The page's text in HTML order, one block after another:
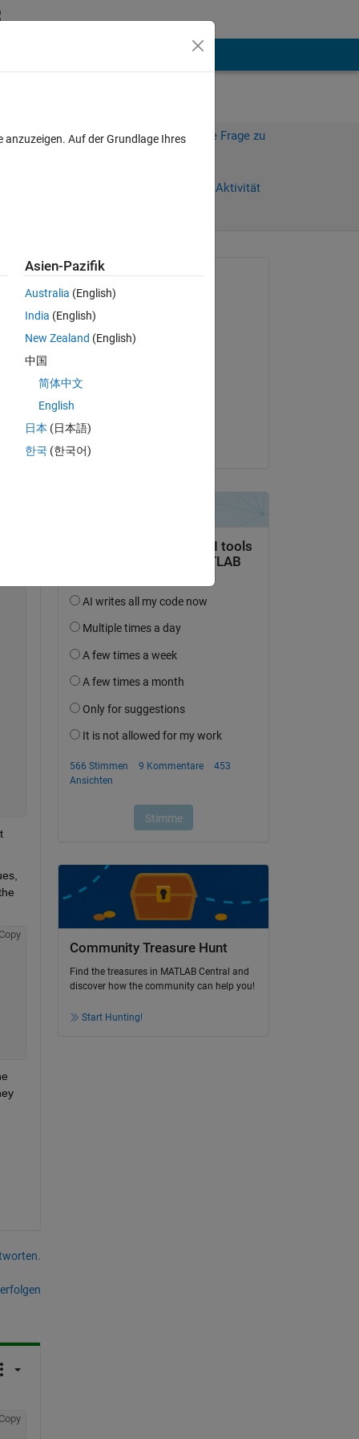
Melden Sie sich an, um diese Frage zu
Anmelden, um Aktivität
Muneer
am 25 Feb. 2014
am 20 Sep. 2022
Akzeptiert:
Community Treasure Hunt
Find the treasures in MATLAB Central and
discover how the community can help you!
Start Hunting!
Auf der Grundlage Ihres
Asien-Pazifik
Australia (English)
India (English)
New Zealand (English)
中国
简体中文
English
日本 (日本語)
한국 (한국어)